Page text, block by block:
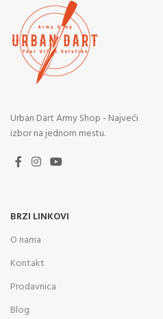
Urban Dart Army Shop - Najveći
izbor na jednom mestu.
BRZI LINKOVI
O nama
Kontakt
Prodavnica
Blog